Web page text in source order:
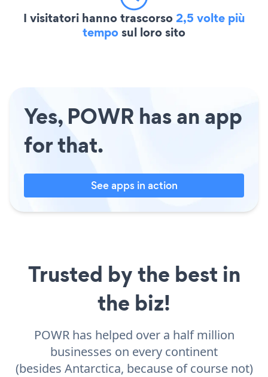
I visitatori hanno trascorso2,5 volte più
temposul loro sito
Yes, POWR has an app
for that.
See apps in action
Trusted by the best in
the biz!
POWR has helped over a half million
businesses on every continent
(besides Antarctica, because of course not)